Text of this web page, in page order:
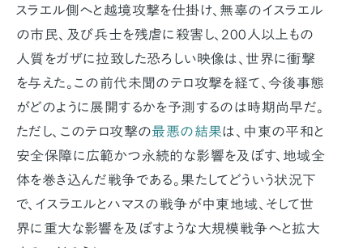
スラエル側へと越境攻撃を仕掛け、無辜のイスラエル
の市民、及び兵士を残虐に殺害し、200人以上もの
人質をガザに拉致した恐ろしい映像は、世界に衝撃
を与えた。この前代未聞のテロ攻撃を経て、今後事態
がどのように展開するかを予測するのは時期尚早だ。
ただし、このテロ攻撃の最悪の結果は、中東の平和と
安全保障に広範かつ永続的な影響を及ぼす、地域全
体を巻き込んだ戦争である。果たしてどういう状況下
で、イスラエルとハマスの戦争が中東地域、そして世
界に重大な影響を及ぼすような大規模戦争へと拡大